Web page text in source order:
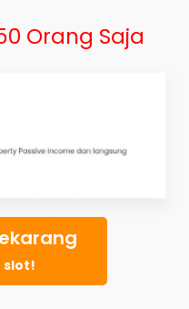
Orang Saja
slot!